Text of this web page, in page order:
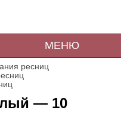
МЕНЮ
ресниц
— 10